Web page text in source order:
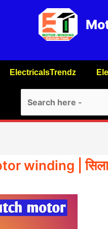
ElectricalsTrendz
winding | सिलाई